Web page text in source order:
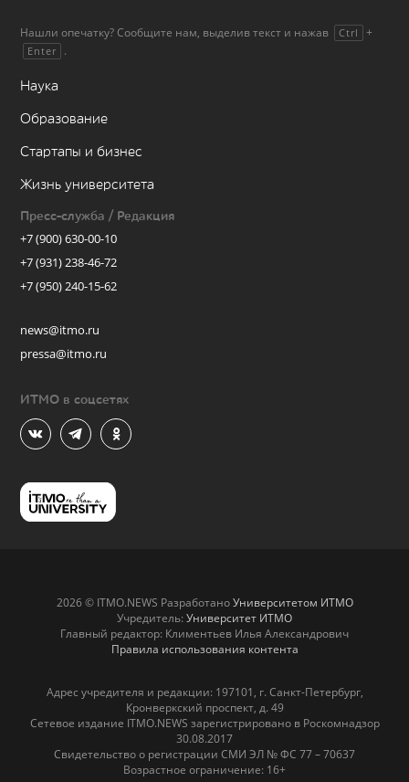
Нашли опечатку? Сообщите нам, выделив текст и нажав Ctrl +
Enter .
Наука
Образование
Стартапы и бизнес
Жизнь университета
Пресс-служба / Редакция
+7 (900) 630-00-10
+7 (931) 238-46-72
+7 (950) 240-15-62
news@itmo.ru
pressa@itmo.ru
ИТМО в соцсетях
2026 © ITMO.NEWS РазработаноУниверситетом ИТМО
Учредитель: Университет ИТМО
Главный редактор: Климентьев Илья Александрович
Правила использования контента
Адрес учредителя и редакции: 197101, г. Санкт-Петербург,
Кронверкский проспект, д. 49
Сетевое издание ITMO.NEWS зарегистрировано в Роскомнадзор
30.08.2017
Свидетельство о регистрации СМИ ЭЛ № ФС 77 – 70637
Возрастное ограничение: 16+